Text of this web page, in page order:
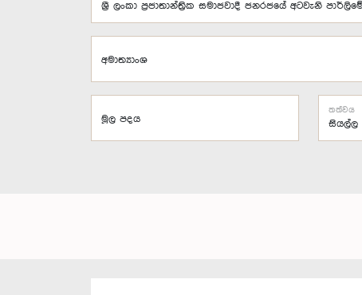
අමාත්‍යාංශ
මූල පදය
තත්වය